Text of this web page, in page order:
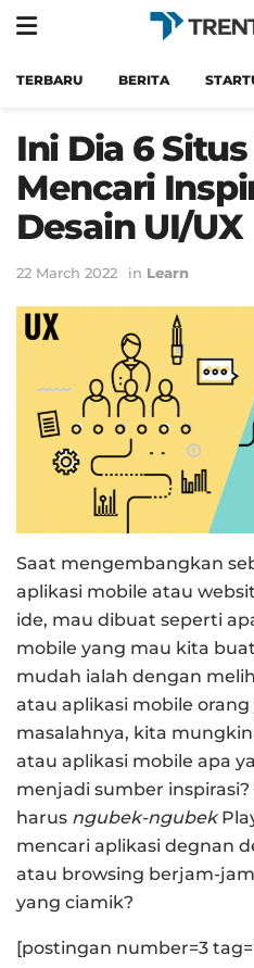
TERBARU BERITA
Ini Dia 6
Mencari
Desain UI/UX
22 March 2022 in Learn
Saat mengembangkan
aplikasi mobile atau
ide, mau dibuat seperti
mobile yang mau kita
mudah ialah dengan
atau aplikasi mobile
masalahnya, kita
atau aplikasi mobile apa
menjadi sumber inspirasi?
harus ngubek-ngubek
mencari aplikasi degnan
atau browsing berjam-
yang ciamik?
[postingan number=3